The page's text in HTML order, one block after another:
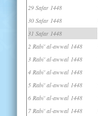
29 Safar 1448
30 Safar 1448
31 Safar 1448
2 Rabi' al-awwal 1448
3 Rabi' al-awwal 1448
4 Rabi' al-awwal 1448
5 Rabi' al-awwal 1448
6 Rabi' al-awwal 1448
7 Rabi' al-awwal 1448